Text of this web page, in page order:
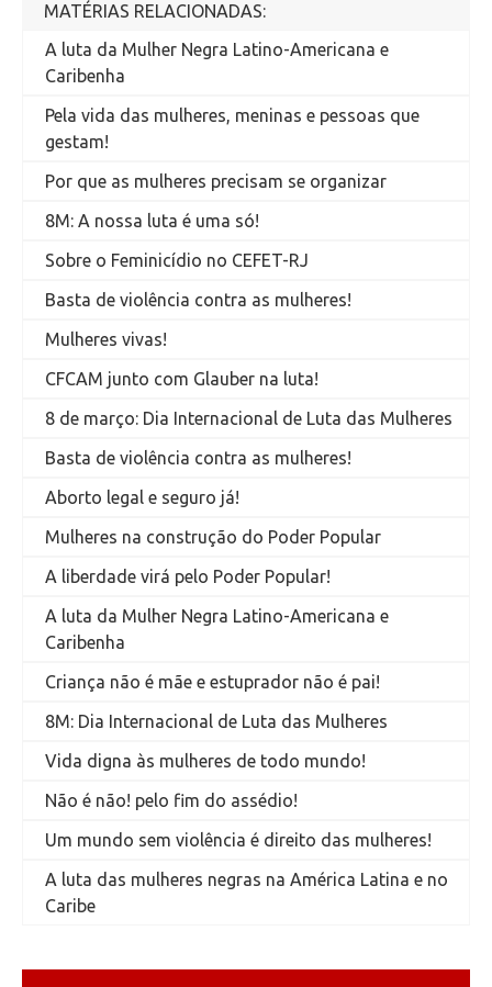
MATÉRIAS RELACIONADAS:
A luta da Mulher Negra Latino-Americana e
Caribenha
Pela vida das mulheres, meninas e pessoas que
gestam!
Por que as mulheres precisam se organizar
8M: A nossa luta é uma só!
Sobre o Feminicídio no CEFET-RJ
Basta de violência contra as mulheres!
Mulheres vivas!
CFCAM junto com Glauber na luta!
8 de março: Dia Internacional de Luta das Mulheres
Basta de violência contra as mulheres!
Aborto legal e seguro já!
Mulheres na construção do Poder Popular
A liberdade virá pelo Poder Popular!
A luta da Mulher Negra Latino-Americana e
Caribenha
Criança não é mãe e estuprador não é pai!
8M: Dia Internacional de Luta das Mulheres
Vida digna às mulheres de todo mundo!
Não é não! pelo fim do assédio!
Um mundo sem violência é direito das mulheres!
A luta das mulheres negras na América Latina e no
Caribe